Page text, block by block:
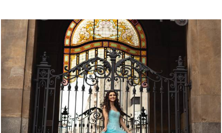
3571 51